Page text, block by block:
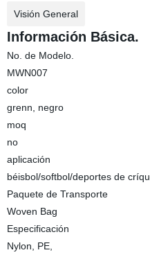
Visión General
Información Básica.
No. de Modelo.
MWN007
color
grenn, negro
moq
no
aplicación
béisbol/softbol/deportes de
Paquete de Transporte
Woven Bag
Especificación
Nylon, PE,